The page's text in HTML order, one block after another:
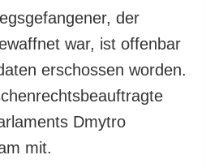
LEISTUNGEN
der
war, ist offenbar
erschossen worden.
Dmytro
mit.